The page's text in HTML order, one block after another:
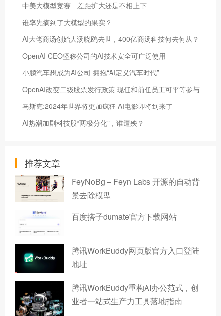
中美大模型竞赛：差距扩大还是不相上下
谁率先摘到了大模型的果实？
AI大佬商汤创始人汤晓鸥去世，400亿商汤科技何去何从？
OpenAI CEO坚称公司的AI技术安全可广泛使用
小鹏汽车想成为AI公司 拥抱“AI定义汽车时代”
OpenAI改变二级股票发行政策 现任和前任员工可平等参与
马斯克:2024年世界将更加疯狂 AI电影即将到来了
AI热潮加剧科技股“两极分化”，谁遭殃？
推荐文章
FeyNoBg – Feyn Labs 开源的自动背
景去除模型
百度搭子dumate官方下载网站
腾讯WorkBuddy网页版官方入口登陆
地址
腾讯WorkBuddy重构AI办公范式，创
业者一站式生产力工具落地指南